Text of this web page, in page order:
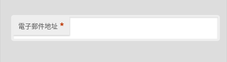
電子郵件地址 *